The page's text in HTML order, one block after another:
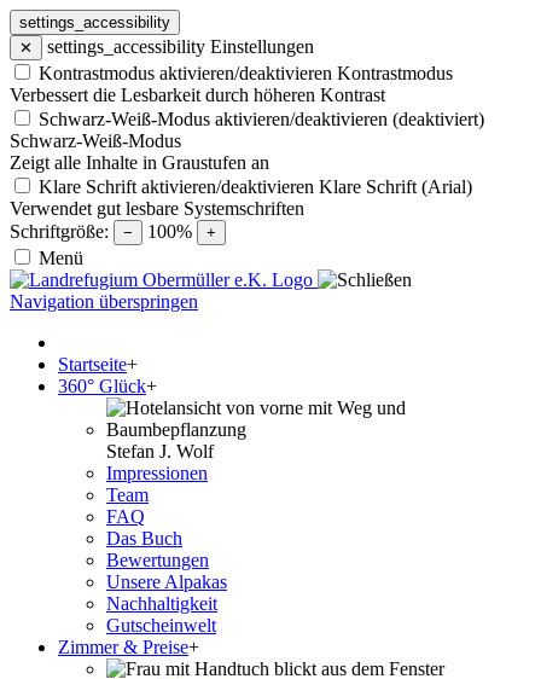
settings_accessibility
✕
settings_accessibility Einstellungen
Kontrastmodus aktivieren/deaktivieren Kontrastmodus
Verbessert die Lesbarkeit durch höheren Kontrast
Schwarz-Weiß-Modus aktivieren/deaktivieren (deaktiviert)
Schwarz-Weiß-Modus
Zeigt alle Inhalte in Graustufen an
Klare Schrift aktivieren/deaktivieren Klare Schrift (Arial)
Verwendet gut lesbare Systemschriften
Schriftgröße:
− 100% +
Menü
Navigation überspringen
Startseite+
360° Glück+
Stefan J. Wolf
Impressionen
Team
FAQ
Das Buch
Bewertungen
Unsere Alpakas
Nachhaltigkeit
Gutscheinwelt
Zimmer & Preise+